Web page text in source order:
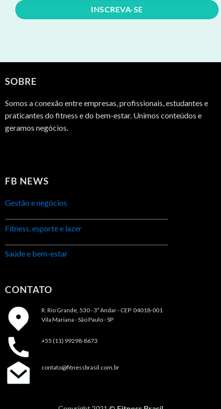
SOBRE
Somos a conexão entre empresas, profissionais, estudantes e
praticantes do fitness e do bem-estar. Unimos conteúdos e
geramos negócios.
FB NEWS
Gestão e negócios
Fitness, esporte e lazer
Saúde e bem-estar
CONTATO
R. Rio Grande, 530 - 3º Andar - CEP 04018-001
Vila Mariana - São Paulo - SP
+55 (11) 99298-8673
contato@fitnessbrasil.com.br